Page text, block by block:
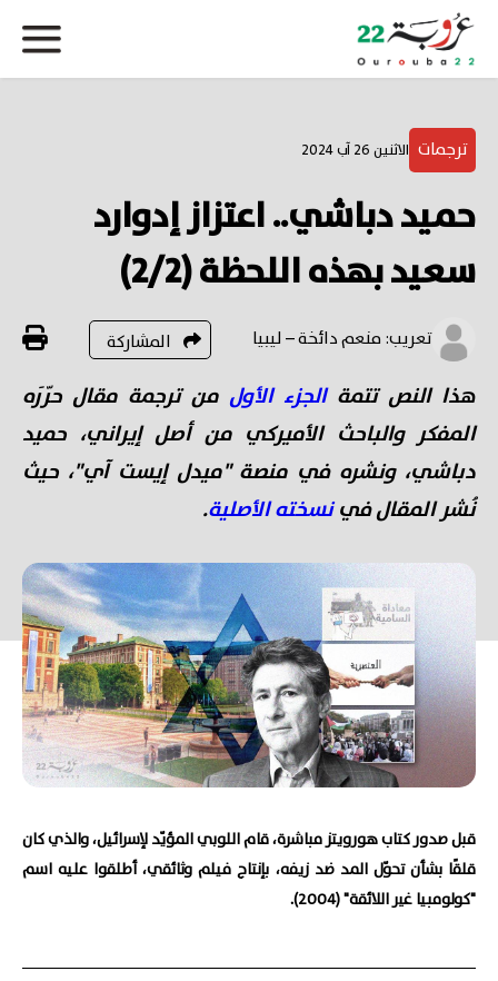
ترجمات الاثنين 26 آب 2024
حميد دباشي.. اعتزاز إدوارد
سعيد بهذه اللحظة (2/2)
تعريب: منعم دائخة – ليبيا المشاركة
هذا النص تتمةالجزء الأول من ترجمة مقال حرّرَه
المفكر والباحث الأميركي من أصل إيراني، حميد
دباشي، ونشره في منصة "ميدل إيست آي"، حيث
نُشر المقال فينسخته الأصلية.
قبل صدور كتاب هورويتز مباشرة، قام اللوبي المؤيّد لإسرائيل، والذي كان
قلقًا بشأن تحوّل المد ضد زيفه، بإنتاج فيلم وثائقي، أطلقوا عليه اسم
"كولومبيا غير اللائقة" (2004).